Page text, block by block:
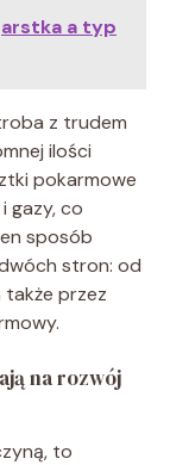
a typ
z trudem
ilości
pokarmowe
gazy, co
sposób
stron: od
przez
na rozwój
to